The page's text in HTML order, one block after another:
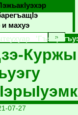
махуэ
07-27